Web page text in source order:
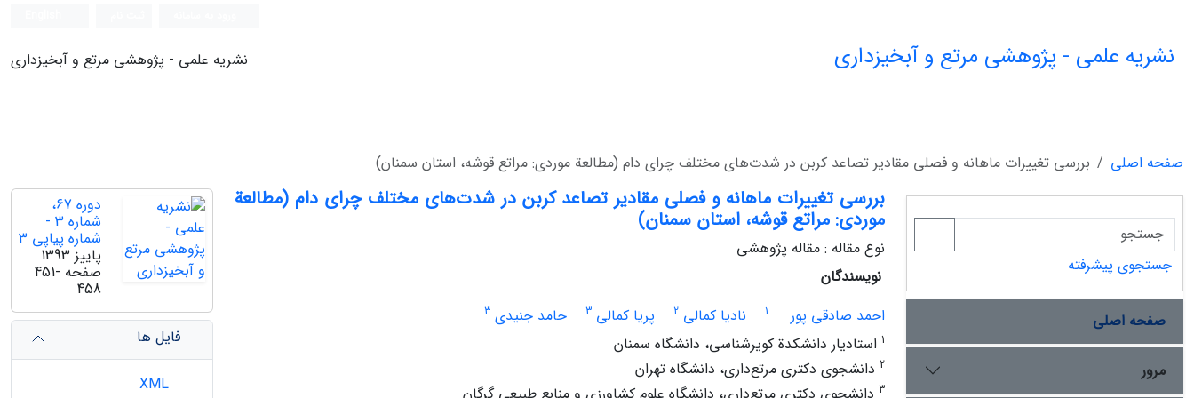
نشریه علمی - پژوهشی مرتع و آبخیزداری نشریه علمی - پژوهشی مرتع و آبخیزداری
صفحه اصلی بررسی تغییرات ماهانه و فصلی مقادیر تصاعد کربن در شدت‌های مختلف‏ چرای دام (مطالعة موردی: مراتع قوشه، استان سمنان)
بررسی تغییرات ماهانه و فصلی مقادیر تصاعد کربن در شدت‌های مختلف‏ چرای دام (مطالعة
موردی: مراتع قوشه، استان سمنان)
نوع مقاله : مقاله پژوهشی
نویسندگان
احمد صادقی پور
1 نادیا کمالی 2 پریا کمالی 3 حامد جنیدی 3
1 استادیار دانشکدة کویرشناسی، دانشگاه سمنان
2 دانشجوی دکتری مرتع‌داری، دانشگاه تهران
3
دوره 67،
شماره 3 -
شماره پیاپی 3
پاییز 1393
صفحه 451-
458
فایل ها
جستجوی پیشرفته
صفحه اصلی
مرور